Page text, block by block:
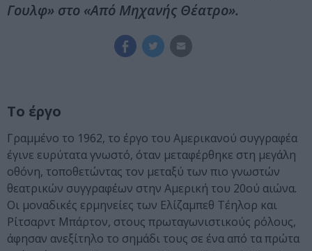
Γουλφ» στο «Από Μηχανής Θέατρο».
Το έργο
Γραμμένο το 1962, το έργο του Αμερικανού συγγραφέα
έγινε ευρύτατα γνωστό, όταν μεταφέρθηκε στη μεγάλη
οθόνη, τοποθετώντας τον μεταξύ των πιο γνωστών
θεατρικών συγγραφέων στην Αμερική του 20ού αιώνα.
Οι μοναδικές ερμηνείες των Ελίζαμπεθ Τέηλορ και
Ρίτσαρντ Μπάρτον, στους πρωταγωνιστικούς ρόλους,
άφησαν ανεξίτηλο το σημάδι τους σε ένα από τα πρώτα